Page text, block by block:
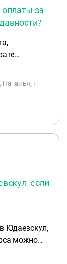
оплаты за
ДС был
г.
если
Юдаевскул,
можно